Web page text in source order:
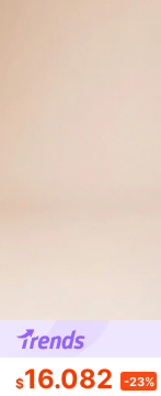
$16.082 -23%